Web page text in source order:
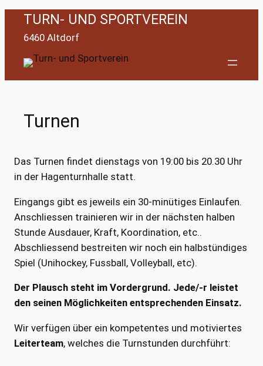
Zum
Inhalt
TURN- UND SPORTVEREIN
6460 Altdorf
Turnen
Das Turnen findet dienstags von 19:00 bis 20.30 Uhr
in der Hagenturnhalle statt.
Eingangs gibt es jeweils ein 30-minütiges Einlaufen.
Anschliessen trainieren wir in der nächsten halben
Stunde Ausdauer, Kraft, Koordination, etc..
Abschliessend bestreiten wir noch ein halbstündiges
Spiel (Unihockey, Fussball, Volleyball, etc).
Der Plausch steht im Vordergrund. Jede/-r leistet
den seinen Möglichkeiten entsprechenden Einsatz.
Wir verfügen über ein kompetentes und motiviertes
Leiterteam, welches die Turnstunden durchführt: